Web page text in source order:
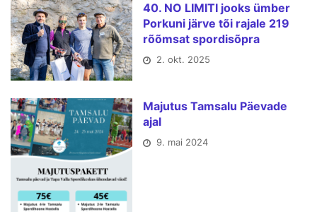
40. NO LIMITI jooks ümber
Porkuni järve tõi rajale 219
rõõmsat spordisõpra
2. okt. 2025
Majutus Tamsalu Päevade
ajal
9. mai 2024